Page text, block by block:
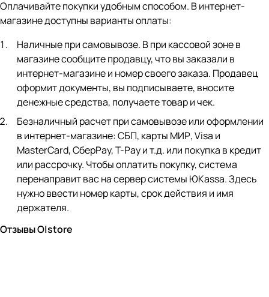
Оплачивайте покупки удобным способом. В интернет-
магазине доступны варианты оплаты:
Наличные при самовывозе. В при кассовой зоне в
магазине сообщите продавцу, что вы заказали в
интернет-магазине и номер своего заказа. Продавец
оформит документы, вы подписываете, вносите
денежные средства, получаете товар и чек.
Безналичный расчет при самовывозе или оформлении
в интернет-магазине: СБП, карты МИР, Visa и
MasterCard, СберPay, Т-Pay и т.д. или покупка в кредит
или рассрочку. Чтобы оплатить покупку, система
перенаправит вас на сервер системы ЮKassa. Здесь
нужно ввести номер карты, срок действия и имя
держателя.
Отзывы O|store